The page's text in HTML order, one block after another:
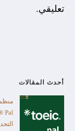
تعليقي.
أحدث المقالات